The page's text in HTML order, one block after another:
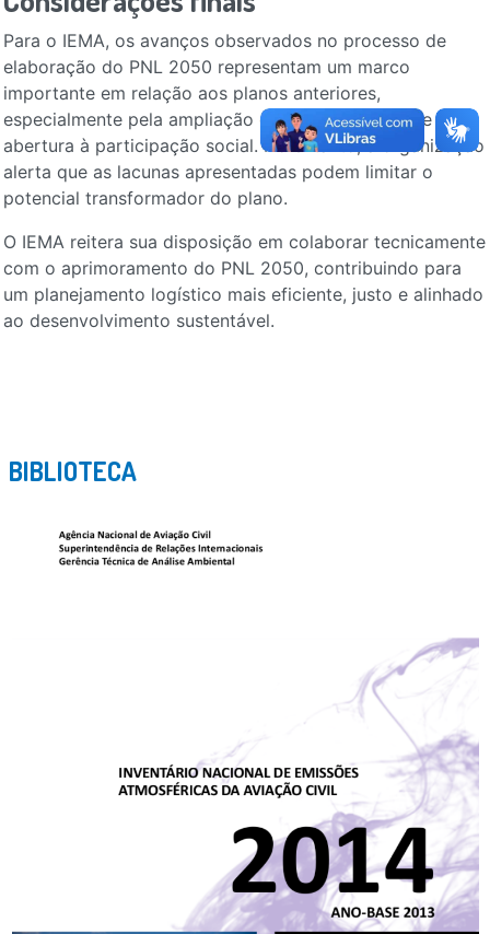
Para o IEMA, os avanços observados no processo de
elaboração do PNL 2050 representam um marco
importante em relação aos planos anteriores,
especialmente pela ampliação do acesso a dados e pela
abertura à participação social. No entanto, a organização
alerta que as lacunas apresentadas podem limitar o
potencial transformador do plano.
O IEMA reitera sua disposição em colaborar tecnicamente
com o aprimoramento do PNL 2050, contribuindo para
um planejamento logístico mais eficiente, justo e alinhado
ao desenvolvimento sustentável.
BIBLIOTECA